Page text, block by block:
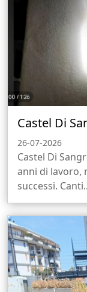
Castel Di
26-07-2026
Castel Di
anni di lavoro,
successi.